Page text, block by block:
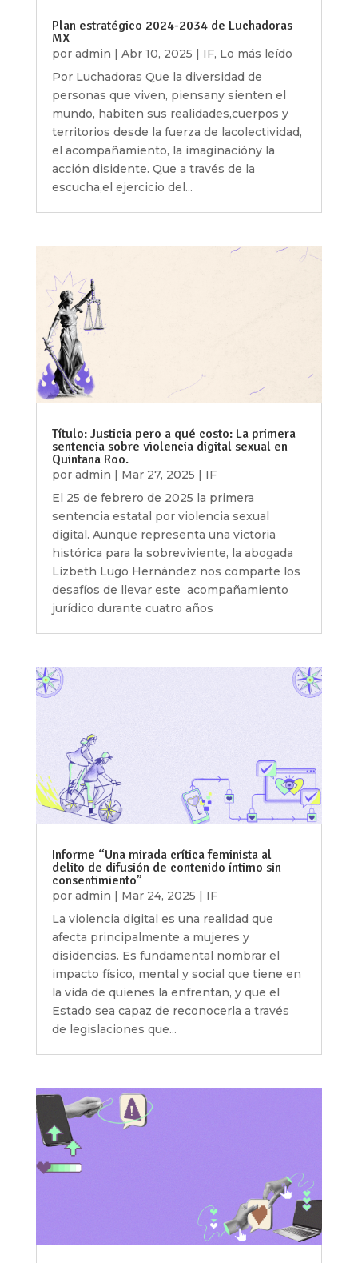
Plan estratégico 2024-2034 de Luchadoras
MX
por admin | Abr 10, 2025 | IF, Lo más leído
Por Luchadoras Que la diversidad de
personas que viven, piensany sienten el
mundo, habiten sus realidades,cuerpos y
territorios desde la fuerza de lacolectividad,
el acompañamiento, la imaginacióny la
acción disidente. Que a través de la
escucha,el ejercicio del...
Título: Justicia pero a qué costo: La primera
sentencia sobre violencia digital sexual en
Quintana Roo.
por admin | Mar 27, 2025 | IF
El 25 de febrero de 2025 la primera
sentencia estatal por violencia sexual
digital. Aunque representa una victoria
histórica para la sobreviviente, la abogada
Lizbeth Lugo Hernández nos comparte los
desafíos de llevar este acompañamiento
jurídico durante cuatro años
Informe “Una mirada crítica feminista al
delito de difusión de contenido íntimo sin
consentimiento”
por admin | Mar 24, 2025 | IF
La violencia digital es una realidad que
afecta principalmente a mujeres y
disidencias. Es fundamental nombrar el
impacto físico, mental y social que tiene en
la vida de quienes la enfrentan, y que el
Estado sea capaz de reconocerla a través
de legislaciones que...